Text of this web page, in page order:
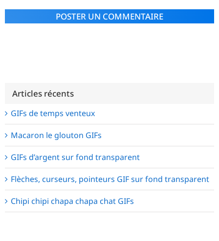
Articles récents
GIFs de temps venteux
Macaron le glouton GIFs
GIFs d’argent sur fond transparent
Flèches, curseurs, pointeurs GIF sur fond transparent
Chipi chipi chapa chapa chat GIFs